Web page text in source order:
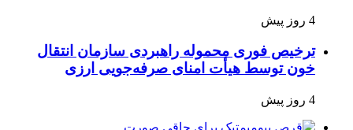
4 روز پیش
ترخیص فوری محموله راهبردی سازمان انتقال
خون توسط هیأت امنای صرفه‌جویی ارزی
4 روز پیش